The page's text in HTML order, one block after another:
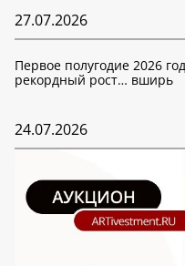
27.07.2026
Первое полугодие 2026
рекордный рост… вширь
24.07.2026